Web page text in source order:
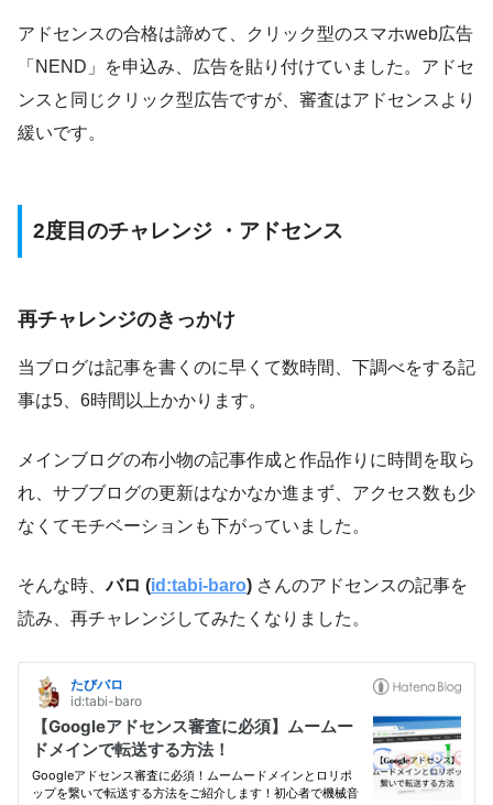
アドセンスの合格は諦めて、クリック型のスマホweb広告
「NEND」を申込み、広告を貼り付けていました。アドセ
ンスと同じクリック型広告ですが、審査はアドセンスより
緩いです。
2度目のチャレンジ ・アドセンス
再チャレンジのきっかけ
当ブログは記事を書くのに早くて数時間、下調べをする記
事は5、6時間以上かかります。
メインブログの布小物の記事作成と作品作りに時間を取ら
れ、サブブログの更新はなかなか進まず、アクセス数も少
なくてモチベーションも下がっていました。
そんな時、バロ (id:tabi-baro) さんのアドセンスの記事を
読み、再チャレンジしてみたくなりました。